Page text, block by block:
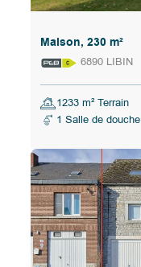
Maison, 230 m²
6890 LIBIN
1233 m² Terrain
1 Salle de douche